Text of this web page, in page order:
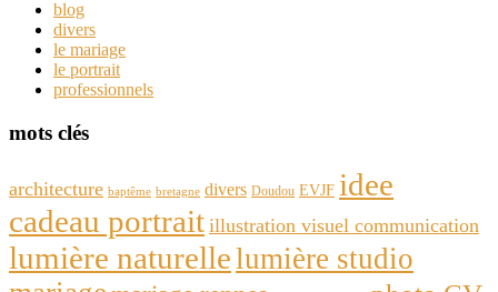
blog
divers
le mariage
le portrait
professionnels
mots clés
architecture baptême bretagne divers Doudou EVJF idee
cadeau portrait illustration visuel communication
lumière naturellelumière studio